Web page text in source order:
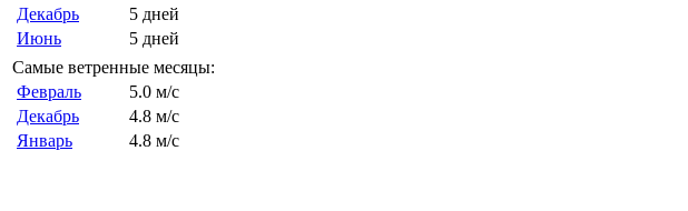
Декабрь
5 дней
Июнь
5 дней
Самые ветренные месяцы:
Февраль
5.0 м/с
Декабрь
4.8 м/с
Январь
4.8 м/с